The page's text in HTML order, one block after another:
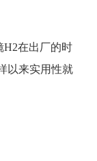
H2在出厂的时
以来实用性就